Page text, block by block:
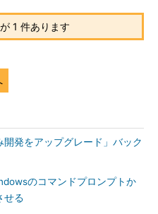
1 件あります
発をアップグレード」バック
のコマンドプロンプトか
せる